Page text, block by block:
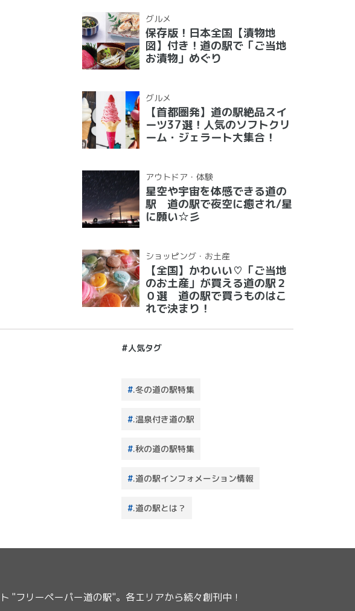
グルメ
保存版！日本全国【漬物地
図】付き！道の駅で「ご当地
お漬物」めぐり
グルメ
【首都圏発】道の駅絶品スイ
ーツ37選！人気のソフトクリ
ーム・ジェラート大集合！
アウトドア・体験
星空や宇宙を体感できる道の
駅 道の駅で夜空に癒され/星
に願い☆彡
ショッピング・お土産
【全国】かわいい♡「ご当地
のお土産」が買える道の駅２
０選 道の駅で買うものはこ
れで決まり！
#人気タグ
.冬の道の駅特集
.温泉付き道の駅
.秋の道の駅特集
.道の駅インフォメーション情報
.道の駅とは？
"フリーペーパー道の駅"。各エリアから続々創刊中！